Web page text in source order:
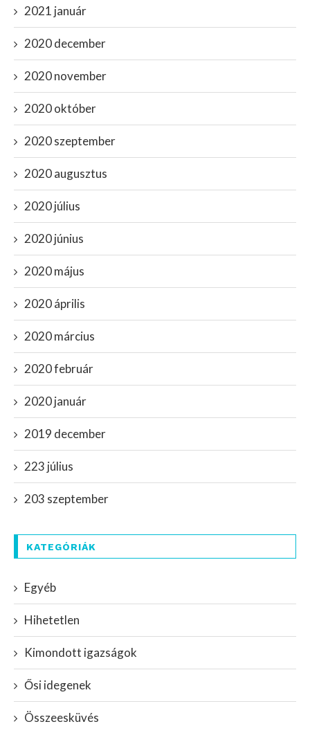
2021 január
2020 december
2020 november
2020 október
2020 szeptember
2020 augusztus
2020 július
2020 június
2020 május
2020 április
2020 március
2020 február
2020 január
2019 december
223 július
203 szeptember
KATEGÓRIÁK
Egyéb
Hihetetlen
Kimondott igazságok
Ősi idegenek
Összeesküvés